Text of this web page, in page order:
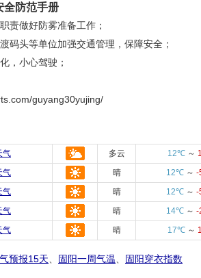
全防范手册
责做好防雾准备工作；
码头等单位加强交通管理，保障安全；
，小心驾驶；
guyang30yujing/
气 多云 12℃～
气
晴 12℃～
气
晴 12℃～
气
晴 14℃～
气
晴 17℃～
预报15天 固阳一周气温 固阳穿衣指数